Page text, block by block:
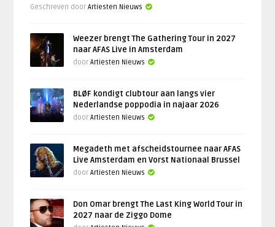
Geschreven doorArtiesten Nieuws
Weezer brengt The Gathering Tour in 2027
naar AFAS Live in Amsterdam
doorArtiesten Nieuws
BLØF kondigt clubtour aan langs vier
Nederlandse poppodia in najaar 2026
doorArtiesten Nieuws
Megadeth met afscheidstournee naar AFAS
Live Amsterdam en Vorst Nationaal Brussel
doorArtiesten Nieuws
Don Omar brengt The Last King World Tour in
2027 naar de Ziggo Dome